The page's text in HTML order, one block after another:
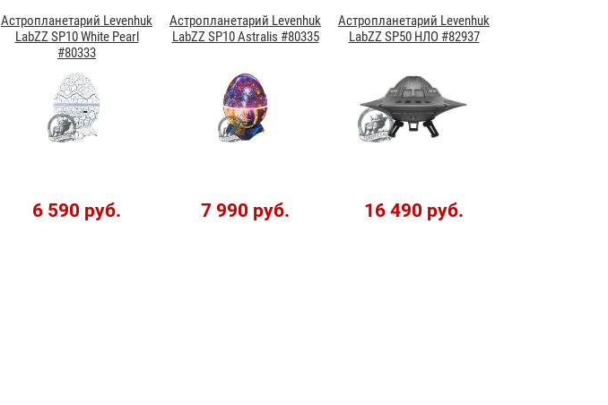
Астропланетарий Levenhuk
LabZZ SP10 White Pearl
#80333
6 590 руб.
Астропланетарий Levenhuk
LabZZ SP10 Astralis #80335
7 990 руб.
Астропланетарий Levenhuk
LabZZ SP50 НЛО #82937
16 490 руб.